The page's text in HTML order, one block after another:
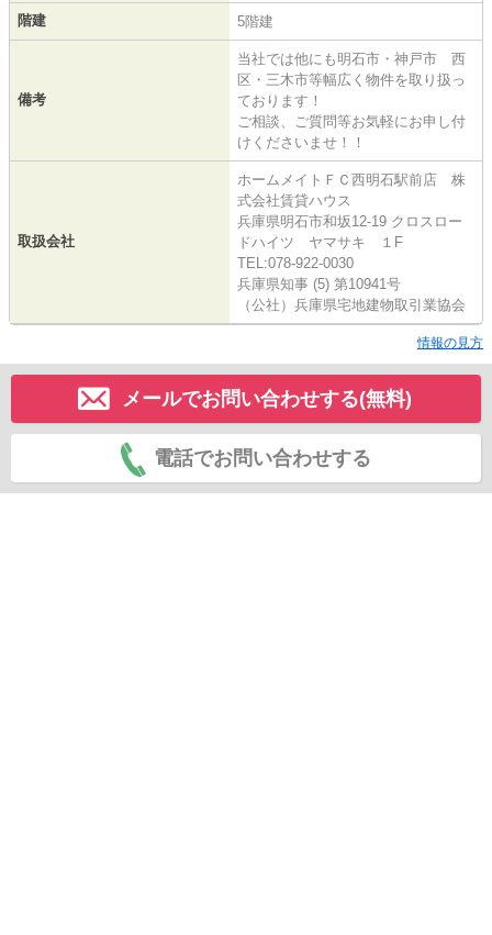
階建 5階建
備考
当社では他にも明石市・神戸市 西
区・三木市等幅広く物件を取り扱っ
ております！
ご相談、ご質問等お気軽にお申し付
けくださいませ！！
取扱会社
ホームメイトＦＣ西明石駅前店 株
式会社賃貸ハウス
兵庫県明石市和坂12-19 クロスロー
ドハイツ ヤマサキ １F
TEL:078-922-0030
兵庫県知事 (5) 第10941号
（公社）兵庫県宅地建物取引業協会
情報の見方
メールでお問い合わせする(無料)
電話でお問い合わせする